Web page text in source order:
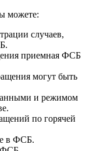
можете:
случаев,
приемная ФСБ
могут быть
и режимом
по горячей
в ФСБ.